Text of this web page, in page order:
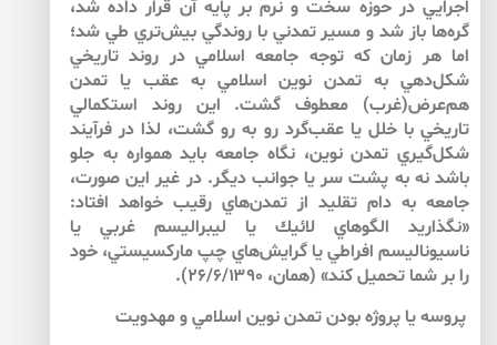
اجرايي در حوزه سخت و نرم بر پايه آن قرار داده شد،
گره‌‌ها باز شد و مسير تمدني با روندگي بيش‌تري طي شد؛
اما هر زمان كه توجه جامعه اسلامي در روند تاريخي
شكل‌‌دهي به تمدن نوين اسلامي به عقب يا تمدن
هم‌‌عرض(غرب) معطوف گشت. اين روند استكمالي
تاريخي با خلل يا عقب‌‌گرد رو به رو گشت، لذا در فرآيند
شكل‌‌گيري تمدن نوين، نگاه جامعه بايد همواره به جلو
باشد نه به پشت سر يا جوانب ديگر. در غير اين صورت،
جامعه به دام تقليد از تمدن‌‌هاي رقيب خواهد افتاد:
«نگذاريد الگوهاي لائيك يا ليبراليسم غربي يا
ناسيوناليسم افراطي يا گرايش‌‌هاي چپ ماركسيستي، خود
را بر شما تحميل كند» (همان، ۲۶/۶/۱۳۹۰).
پروسه يا پروژه بودن تمدن نوين اسلامي و مهدويت